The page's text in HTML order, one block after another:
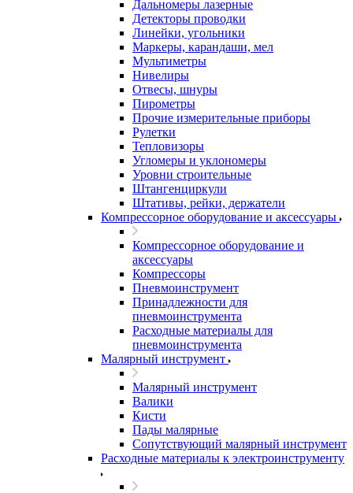
Дальномеры лазерные
Детекторы проводки
Линейки, угольники
Маркеры, карандаши, мел
Мультиметры
Нивелиры
Отвесы, шнуры
Пирометры
Прочие измерительные приборы
Рулетки
Тепловизоры
Угломеры и уклономеры
Уровни строительные
Штангенциркули
Штативы, рейки, держатели
Компрессорное оборудование и аксессуары
Компрессорное оборудование и
аксессуары
Компрессоры
Пневмоинструмент
Принадлежности для
пневмоинструмента
Расходные материалы для
пневмоинструмента
Малярный инструмент
Малярный инструмент
Валики
Кисти
Пады малярные
Сопутствующий малярный инструмент
Расходные материалы к электроинструменту